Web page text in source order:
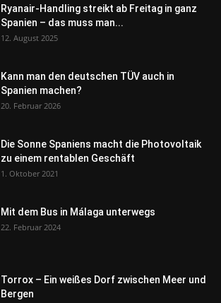
Ryanair-Handling streikt ab Freitag in ganz
Spanien – das muss man...
12. August 2025
Kann man den deutschen TÜV auch in
Spanien machen?
20. Februar 2026
Die Sonne Spaniens macht die Photovoltaik
zu einem rentablen Geschäft
1. Oktober 2021
Mit dem Bus in Málaga unterwegs
22. Februar 2024
Torrox – Ein weißes Dorf zwischen Meer und
Bergen